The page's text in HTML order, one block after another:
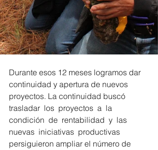
Durante esos 12 meses logramos dar
continuidad y apertura de nuevos
proyectos. La continuidad buscó
trasladar  los  proyectos  a  la
condición  de  rentabilidad  y  las
nuevas  iniciativas  productivas
persiguieron ampliar el número de